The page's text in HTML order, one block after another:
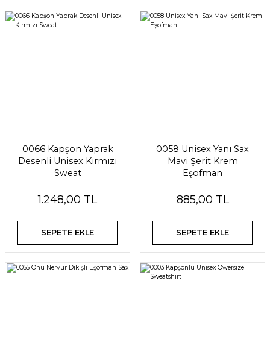
0066 Kapşon Yaprak
Desenli Unisex Kırmızı
Sweat
1.248,00 TL
SEPETE EKLE
0058 Unisex Yanı Sax
Mavi Şerit Krem
Eşofman
885,00 TL
SEPETE EKLE